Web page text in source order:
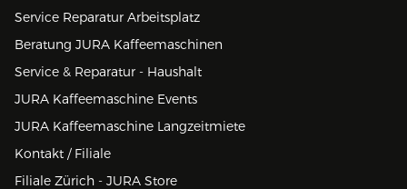
Service Reparatur Arbeitsplatz
Beratung JURA Kaffeemaschinen
Service & Reparatur - Haushalt
JURA Kaffeemaschine Events
JURA Kaffeemaschine Langzeitmiete
Kontakt / Filiale
Filiale Zürich - JURA Store